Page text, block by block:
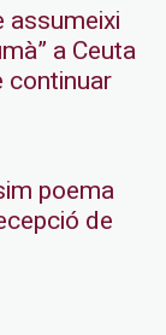
assumeixi
a Ceuta
continuar
poema
de